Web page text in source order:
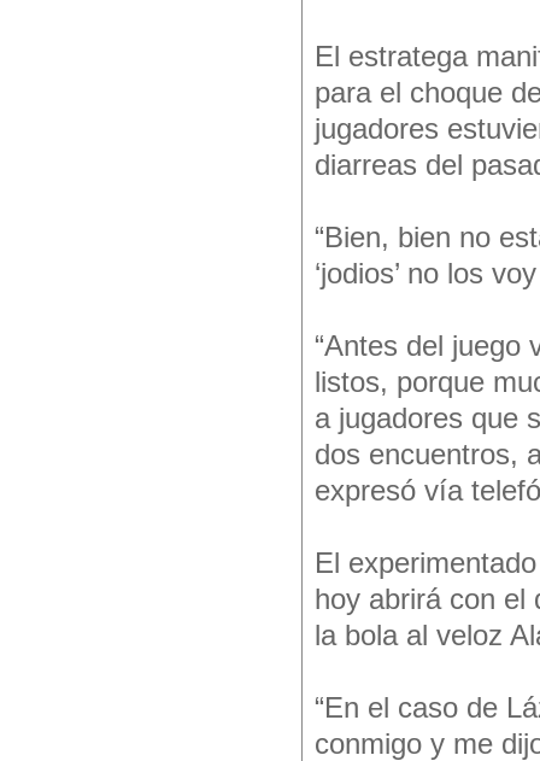
El estratega
para el choque
jugadores
diarreas del
“Bien, bien no
‘jodios’ no los
“Antes del juego
listos, porque
a jugadores que
dos encuentros,
expresó vía
El
hoy abrirá con el
la bola al veloz
“En el caso de
conmigo y me